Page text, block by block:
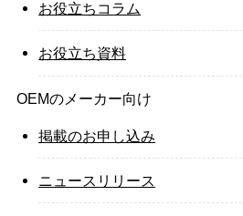
お役立ちコラム
お役立ち資料
OEMのメーカー向け
掲載のお申し込み
ニュースリリース